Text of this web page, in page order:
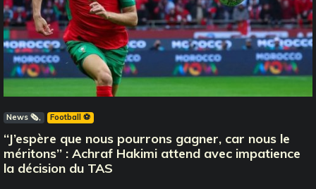
News 🗞️ Football ⚽️
‘‘J’espère que nous pourrons gagner, car nous le
méritons’’ : Achraf Hakimi attend avec impatience
la décision du TAS